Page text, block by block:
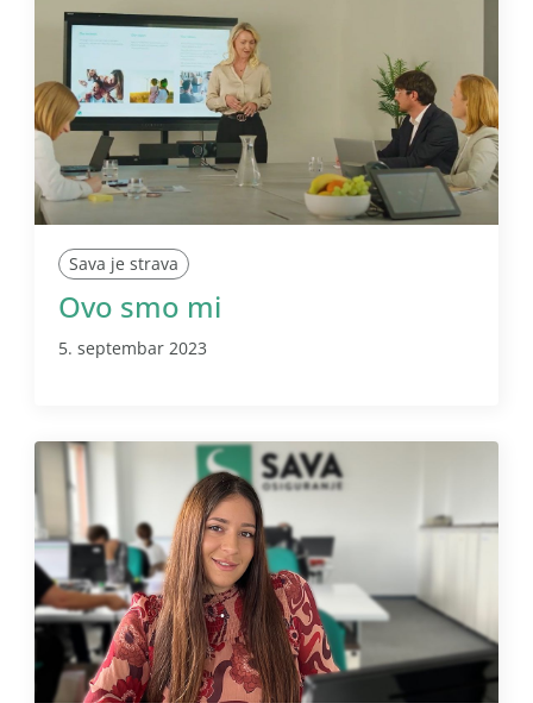
Sava je strava
Ovo smo mi
5. septembar 2023